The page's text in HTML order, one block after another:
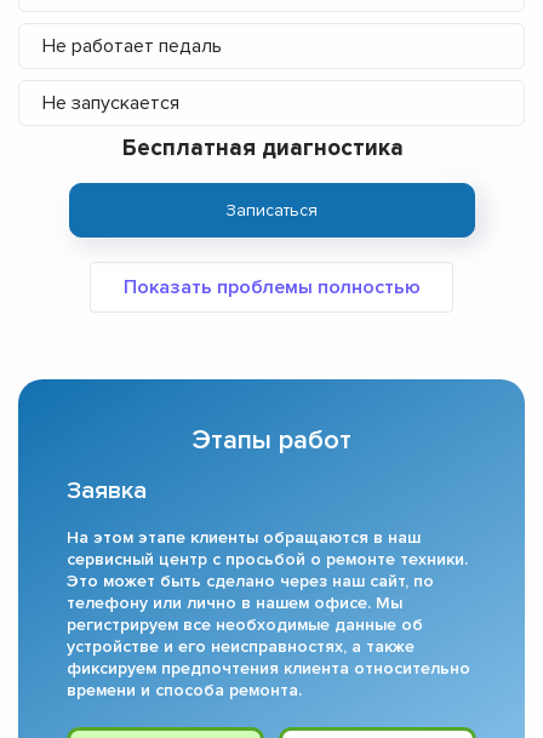
Не работает педаль
Не запускается
Бесплатная диагностика
Записаться
Этапы работ
Заявка
На этом этапе клиенты обращаются в наш
сервисный центр с просьбой о ремонте техники.
Это может быть сделано через наш сайт, по
телефону или лично в нашем офисе. Мы
регистрируем все необходимые данные об
устройстве и его неисправностях, а также
фиксируем предпочтения клиента относительно
времени и способа ремонта.